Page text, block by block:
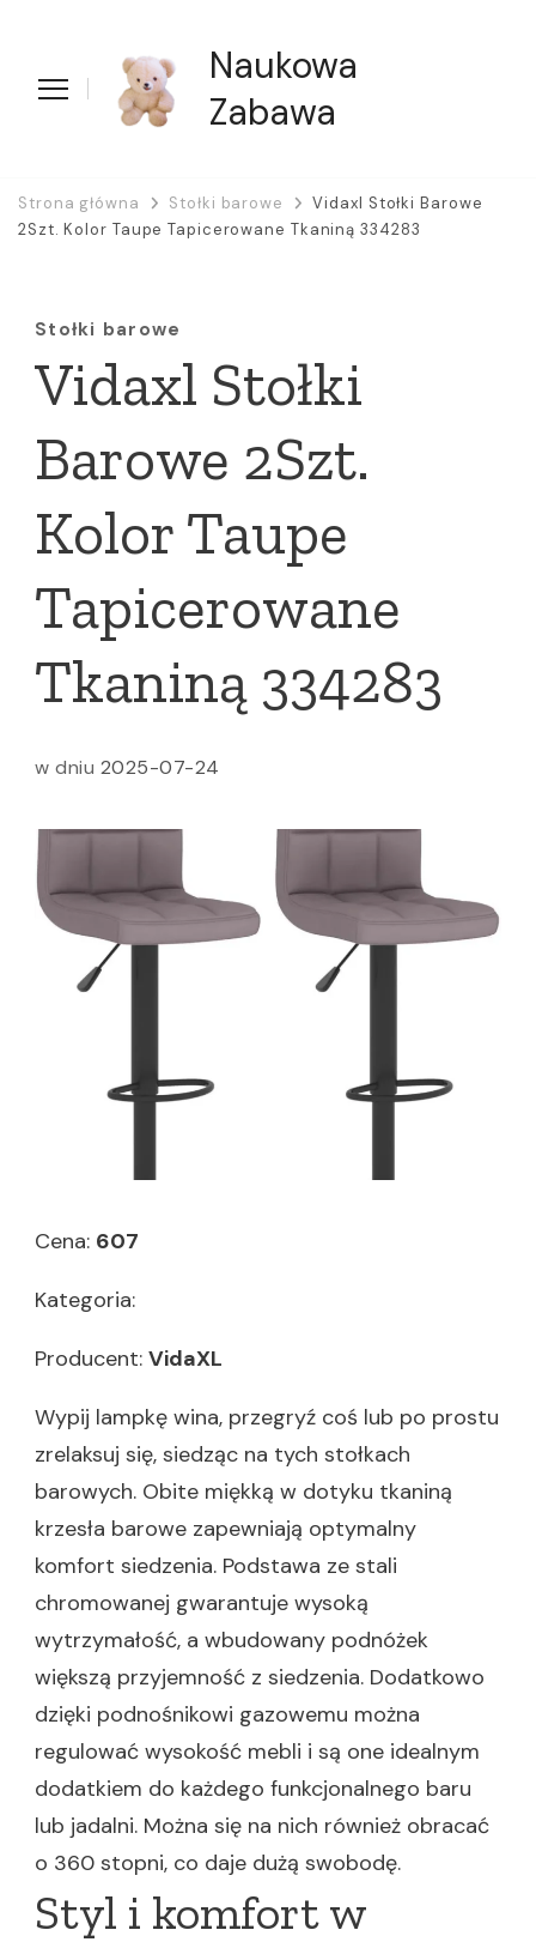
Naukowa
Zabawa
Strona główna Stołki barowe
Vidaxl Stołki Barowe
2Szt. Kolor Taupe Tapicerowane Tkaniną 334283
Stołki barowe
Vidaxl Stołki
Barowe 2Szt.
Kolor Taupe
Tapicerowane
Tkaniną 334283
w dniu 2025-07-24
Cena: 607
Kategoria:
Producent: VidaXL
Wypij lampkę wina, przegryź coś lub po prostu
zrelaksuj się, siedząc na tych stołkach
barowych. Obite miękką w dotyku tkaniną
krzesła barowe zapewniają optymalny
komfort siedzenia. Podstawa ze stali
chromowanej gwarantuje wysoką
wytrzymałość, a wbudowany podnóżek
większą przyjemność z siedzenia. Dodatkowo
dzięki podnośnikowi gazowemu można
regulować wysokość mebli i są one idealnym
dodatkiem do każdego funkcjonalnego baru
lub jadalni. Można się na nich również obracać
o 360 stopni, co daje dużą swobodę.
Styl i komfort w